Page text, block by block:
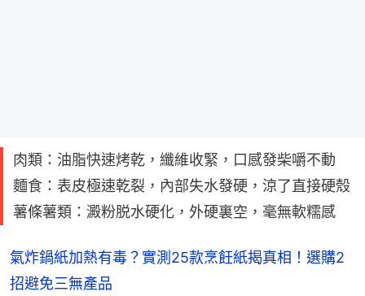
肉類：油脂快速烤乾，纖維收緊，口感發柴嚼不動
麵食：表皮極速乾裂，內部失水發硬，涼了直接硬殼
薯條薯類：澱粉脱水硬化，外硬裏空，毫無軟糯感
氣炸鍋紙加熱有毒？實測25款烹飪紙揭真相！選購2
招避免三無產品